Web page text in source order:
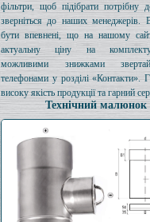
фільтри, щоб підібрати потрібну
зверніться до наших менеджерів.
бути впевнені, що на нашому
актуальну ціну на
можливими знижками
телефонами у розділі «Контакти».
високу якість продукції та гарний
Технічний малюнок